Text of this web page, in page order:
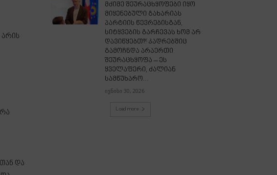
და
მძიმე შეურაცხყოფები იყო
მიყენებული გახარიას
პარტიის წევრებისგან,
სიტყვების გარჩევას ხომ არ
დავიწყებთ?! კადრებშიც
გამოჩნდა არაერთი
შეურაცხყოფა – ეს
ყველაფერი, ძალიან
სამწუხარო...
ივნისი 30, 2026
Load more